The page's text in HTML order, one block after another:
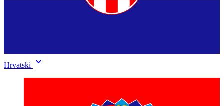
Hrvatski keyboard_arrow_down